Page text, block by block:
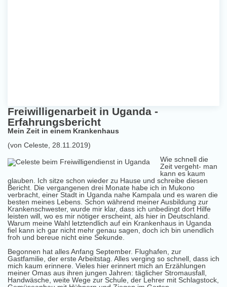
Freiwilligenarbeit in Uganda -
Erfahrungsbericht
Mein Zeit in einem Krankenhaus
(von Celeste, 28.11.2019)
Wie schnell die
Zeit vergeht- man
kann es kaum
glauben. Ich sitze schon wieder zu Hause und schreibe diesen
Bericht. Die vergangenen drei Monate habe ich in Mukono
verbracht, einer Stadt in Uganda nahe Kampala und es waren die
besten meines Lebens. Schon während meiner Ausbildung zur
Krankenschwester, wurde mir klar, dass ich unbedingt dort Hilfe
leisten will, wo es mir nötiger erscheint, als hier in Deutschland.
Warum meine Wahl letztendlich auf ein Krankenhaus in Uganda
fiel kann ich gar nicht mehr genau sagen, doch ich bin unendlich
froh und bereue nicht eine Sekunde.
Begonnen hat alles Anfang September. Flughafen, zur
Gastfamilie, der erste Arbeitstag. Alles verging so schnell, dass ich
mich kaum erinnere. Vieles hier erinnert mich an Erzählungen
meiner Omas aus ihren jungen Jahren: täglicher Stromausfall,
Handwäsche, weite Wege zur Schule, der Lehrer mit Schlagstock,